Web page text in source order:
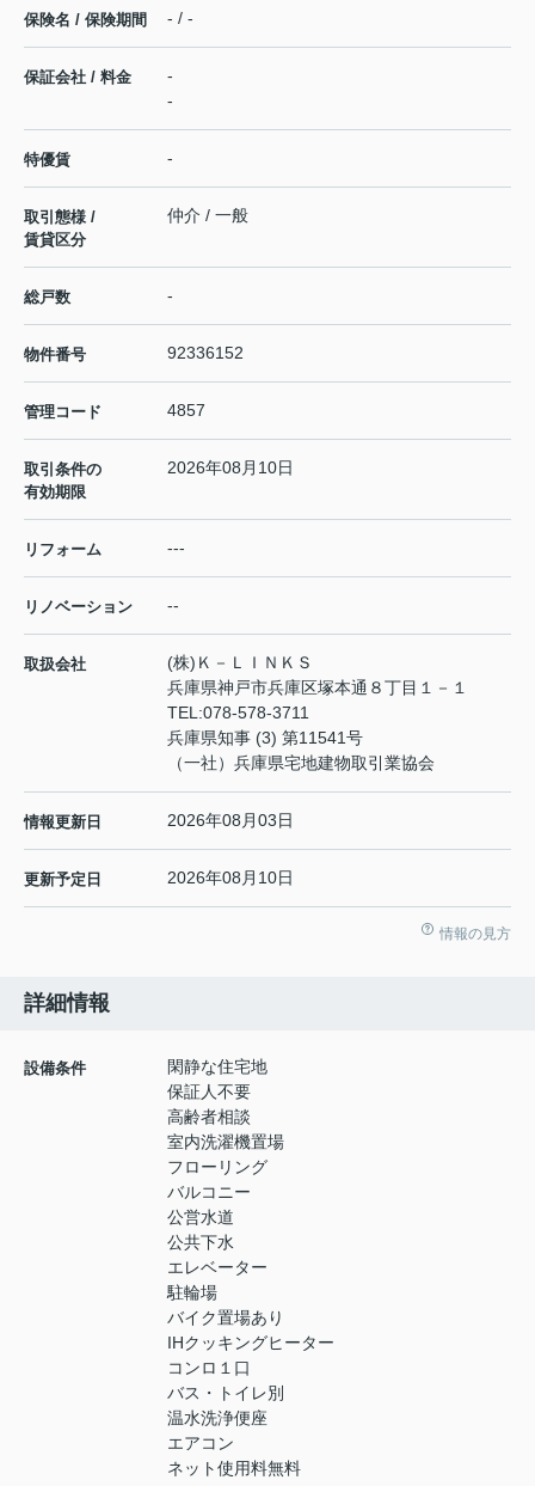
保険名 / 保険期間 - / -
保証会社 / 料金
-
-
特優賃 -
取引態様 /
賃貸区分
仲介 / 一般
総戸数 -
物件番号 92336152
管理コード 4857
取引条件の
有効期限
2026年08月10日
リフォーム ---
リノベーション --
取扱会社
(株)Ｋ－ＬＩＮＫＳ
兵庫県神戸市兵庫区塚本通８丁目１－１
TEL:078-578-3711
兵庫県知事 (3) 第11541号
（一社）兵庫県宅地建物取引業協会
情報更新日 2026年08月03日
更新予定日 2026年08月10日
情報の見方
詳細情報
設備条件
閑静な住宅地
保証人不要
高齢者相談
室内洗濯機置場
フローリング
バルコニー
公営水道
公共下水
エレベーター
駐輪場
バイク置場あり
IHクッキングヒーター
コンロ１口
バス・トイレ別
温水洗浄便座
エアコン
ネット使用料無料